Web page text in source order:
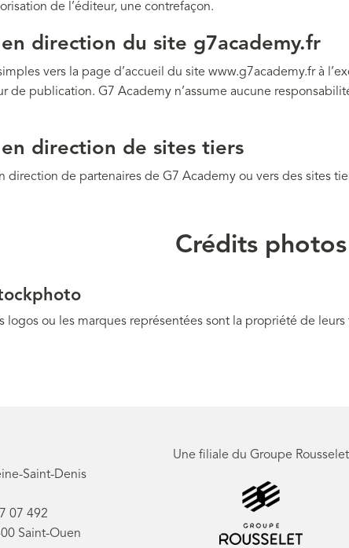
de l’éditeur, une contrefaçon.
direction du site g7academy.fr
vers la page d’accueil du site www.g7academy.fr à
de publication. G7 Academy n’assume aucune
direction de sites tiers
direction de partenaires de G7 Academy ou vers des sites
Crédits photos
logos ou les marques représentées sont la propriété de
Saint-Denis
07 492
Saint-Ouen
Une filiale du Groupe Rousselet